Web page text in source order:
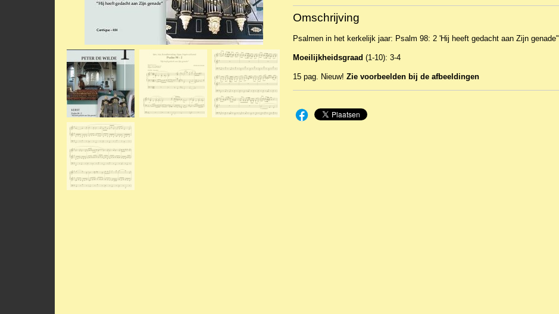
Productcode
EAN code
Omschrijving
Psalmen in het kerkelijk jaar: Psalm 98: 2 'Hij heeft gedacht aan Zijn genade"
Moeilijkheidsgraad (1-10): 3-4
15 pag. Nieuw! Zie voorbeelden bij de afbeeldingen